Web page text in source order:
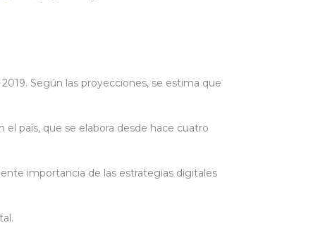
Según las proyecciones, se estima que
país, que se elabora desde hace cuatro
importancia de las estrategias digitales